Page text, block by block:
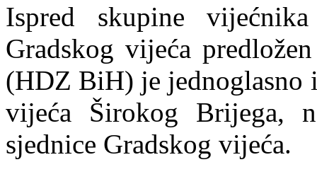
Ispred skupine
Gradskog vijeća
(HDZ BiH) je jednoglasno
vijeća Širokog Brijega,
sjednice Gradskog vijeća.